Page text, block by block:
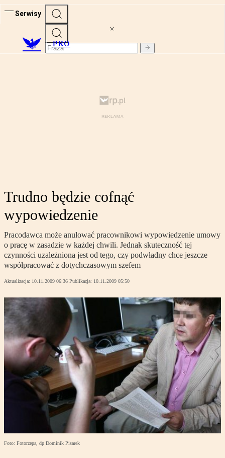
Serwisy
PRO
Trudno będzie cofnąć
wypowiedzenie
Pracodawca może anulować pracownikowi wypowiedzenie umowy
o pracę w zasadzie w każdej chwili. Jednak skuteczność tej
czynności uzależniona jest od tego, czy podwładny chce jeszcze
współpracować z dotychczasowym szefem
Aktualizacja: 10.11.2009 06:36 Publikacja: 10.11.2009 05:50
Foto: Fotorzepa, dp Dominik Pisarek